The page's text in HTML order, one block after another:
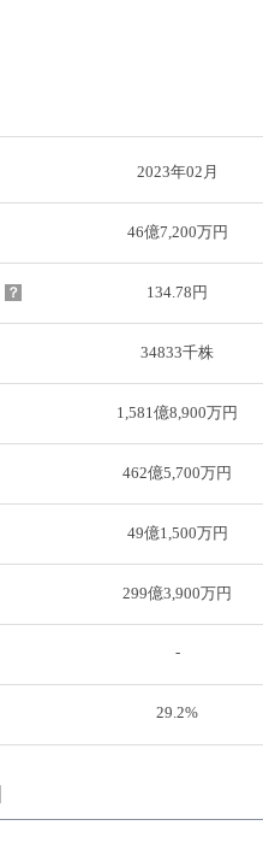
2023年02月
46億7,200万円
？ 134.78円
34833千株
1,581億8,900万円
462億5,700万円
49億1,500万円
299億3,900万円
-
29.2%